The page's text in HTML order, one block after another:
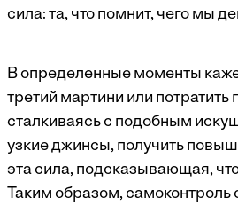
сила: та, что помнит, чего мы
В определенные моменты
третий мартини или потратить
сталкиваясь с подобным
узкие джинсы, получить
эта сила, подсказывающая,
Таким образом, самоконтроль